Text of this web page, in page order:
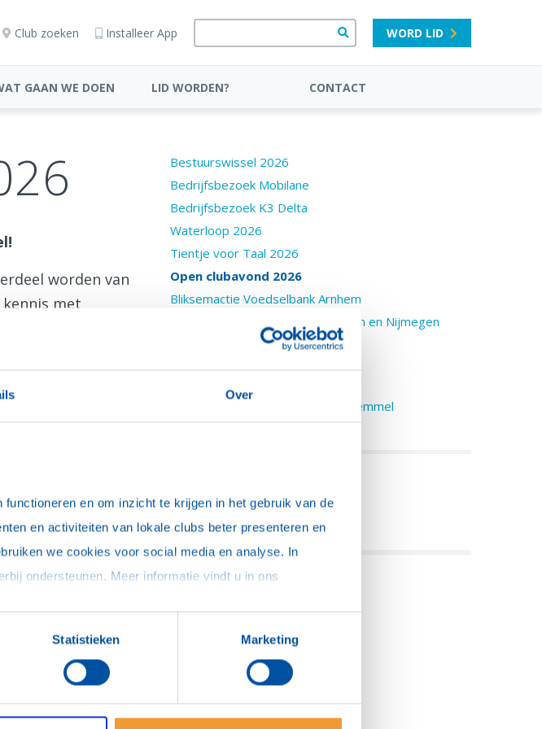
Over
en om inzicht te krijgen in het gebruik van de
en activiteiten van lokale clubs beter presenteren en
we cookies voor social media en analyse. In
Statistieken Marketing
Club zoeken Installeer App WORD LID
GAAN WE DOEN LID WORDEN? CONTACT
worden van
met
kennis met
achter dit
voor een
Bestuurswissel 2026
Bedrijfsbezoek Mobilane
Bedrijfsbezoek K3 Delta
Waterloop 2026
Tientje voor Taal 2026
Open clubavond 2026
Bliksemactie Voedselbank Arnhem
Inzameling Voedselbanken Arnhem en Nijmegen
20-jaar Rotaryclub Lingewaard-Bemmel